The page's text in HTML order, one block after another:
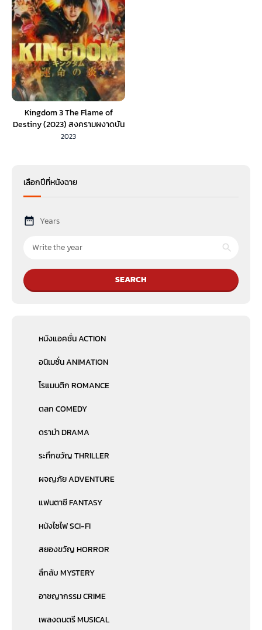
Kingdom 3 The Flame of
Destiny (2023) สงครามผงาดบัน
ลังก์จิ๋นซี 3 เพลิงกาฬแห่งโชคชะตา
2023
เลือกปีที่หนังฉาย
Years
SEARCH
หนังแอคชั่น ACTION
อนิเมชั่น ANIMATION
โรแมนติก ROMANCE
ตลก COMEDY
ดราม่า DRAMA
ระทึกขวัญ THRILLER
ผจญภัย ADVENTURE
แฟนตาซี FANTASY
หนังไซไฟ SCI-FI
สยองขวัญ HORROR
ลึกลับ MYSTERY
อาชญากรรม CRIME
เพลงดนตรี MUSICAL